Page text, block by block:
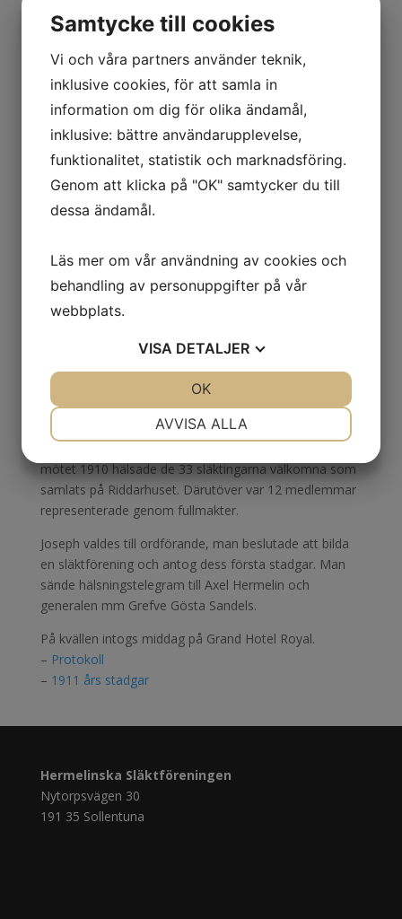
1947 Eskilstuna
1942 Söderköping
1931 Sigtuna
1926 Gränna
1921 Mariefred
1911 Stockholm
1910 Konstituerande möte
1911 Stockholm
mötet 1910 hälsade de 33 släktingarna välkomna som
samlats på Riddarhuset. Därutöver var 12 medlemmar
representerade genom fullmakter.
Joseph valdes till ordförande, man beslutade att bilda
en släktförening och antog dess första stadgar. Man
sände hälsningstelegram till Axel Hermelin och
generalen mm Grefve Gösta Sandels.
På kvällen intogs middag på Grand Hotel Royal.
– Protokoll
– 1911 års stadgar
Hermelinska Släktföreningen
Nytorpsvägen 30
191 35 Sollentuna
Samtycke till cookies
Vi och våra partners använder teknik,
inklusive cookies, för att samla in
information om dig för olika ändamål,
inklusive: bättre användarupplevelse,
funktionalitet, statistik och marknadsföring.
Genom att klicka på "OK" samtycker du till
dessa ändamål.
Läs mer om vår användning av cookies och
behandling av personuppgifter på vår
webbplats.
VISA DETALJER
MARKNADSFÖRING STATISTIK
AVVISA ALLA
OK